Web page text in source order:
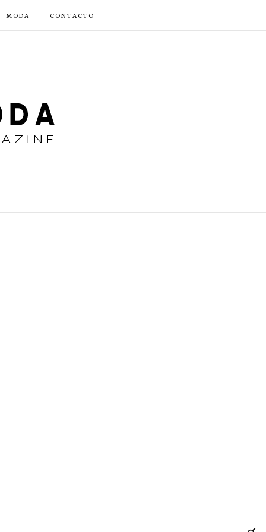
MODA CONTACTO